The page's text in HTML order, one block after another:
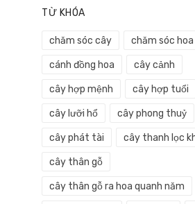
TỪ KHÓA
chăm sóc cây chăm sóc hoa
cánh đồng hoa cây cảnh
cây hợp mệnh cây hợp tuổi
cây lưỡi hổ cây phong thuỷ
cây phát tài cây thanh lọc
cây thân gỗ
cây thân gỗ ra hoa quanh năm